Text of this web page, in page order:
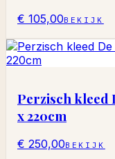
€ 105,00BEKIJK
Perzisch kleed
x 220cm
€ 250,00BEKIJK